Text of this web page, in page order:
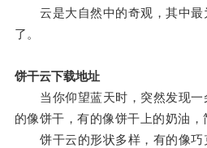
云是大自然中的奇观，其中最
了。
饼干云下载地址
当你仰望蓝天时，突然发现一
的像饼干，有的像饼干上的奶油，
饼干云的形状多样，有的像巧